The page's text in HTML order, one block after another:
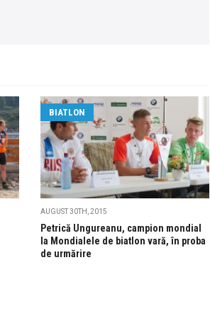
BIATLON
AUGUST 30TH, 2015
Petrică Ungureanu, campion mondial
la Mondialele de biatlon vară, în proba
de urmărire